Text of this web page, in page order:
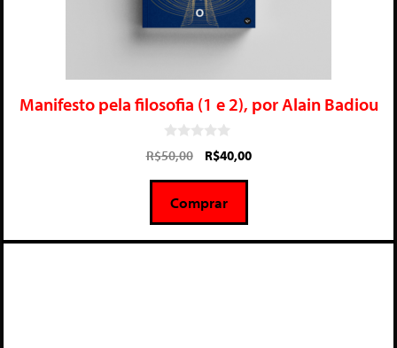
Manifesto pela filosofia (1 e 2), por Alain Badiou
0
d
5
R$50,00 R$40,00
Comprar